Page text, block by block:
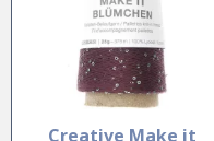
Creative Make it